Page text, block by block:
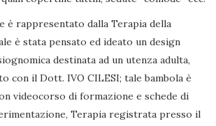
è rappresentato dalla Terapia della
è stata pensato ed ideato un design
destinata ad un utenza adulta,
con il Dott. IVO CILESI; tale bambola è
videocorso di formazione e schede di
Terapia registrata presso il